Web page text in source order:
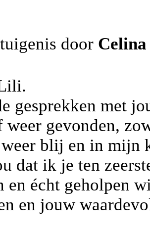
door Celina
gesprekken met
gevonden,
blij en in mijn
dat ik je ten
en écht geholpen
en jouw